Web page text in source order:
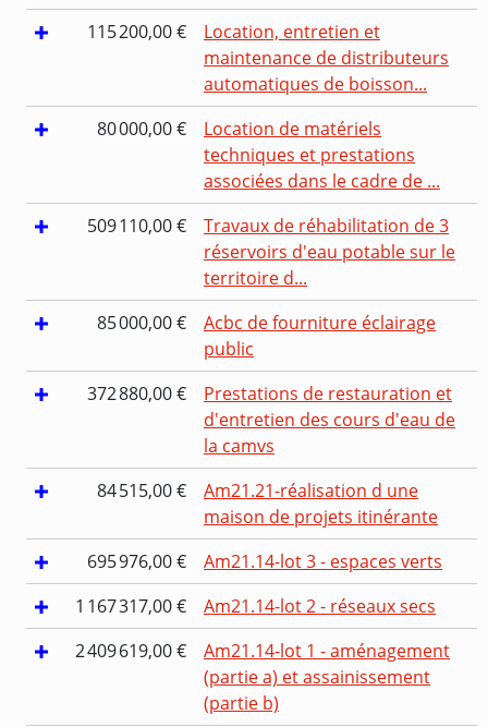
115 200,00 €
Location, entretien et
maintenance de distributeurs
automatiques de boisson...
80 000,00 €
Location de matériels
techniques et prestations
associées dans le cadre de ...
509 110,00 €
Travaux de réhabilitation de 3
réservoirs d'eau potable sur le
territoire d...
85 000,00 €
Acbc de fourniture éclairage
public
372 880,00 €
Prestations de restauration et
d'entretien des cours d'eau de
la camvs
84 515,00 €
Am21.21-réalisation d une
maison de projets itinérante
695 976,00 €
Am21.14-lot 3 - espaces verts
1 167 317,00 €
Am21.14-lot 2 - réseaux secs
2 409 619,00 €
Am21.14-lot 1 - aménagement
(partie a) et assainissement
(partie b)